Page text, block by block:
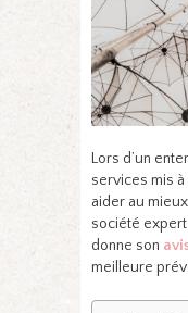
Lors d’un
services mis
aider au
société
donne son
meilleure